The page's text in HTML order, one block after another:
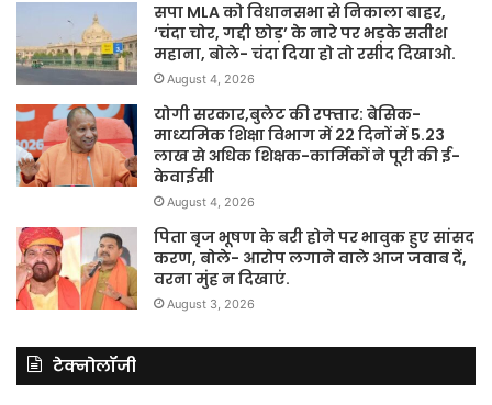
सपा MLA को विधानसभा से निकाला बाहर,
‘चंदा चोर, गद्दी छोड़’ के नारे पर भड़के सतीश
महाना, बोले- चंदा दिया हो तो रसीद दिखाओ.
August 4, 2026
योगी सरकार,बुलेट की रफ्तार: बेसिक-
माध्यमिक शिक्षा विभाग में 22 दिनों में 5.23
लाख से अधिक शिक्षक-कार्मिकों ने पूरी की ई-
केवाईसी
August 4, 2026
पिता बृज भूषण के बरी होने पर भावुक हुए सांसद
करण, बोले- आरोप लगाने वाले आज जवाब दें,
वरना मुंह न दिखाएं.
August 3, 2026
टेक्नोलॉजी